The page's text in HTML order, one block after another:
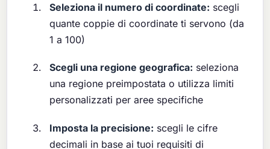
Seleziona il numero di coordinate: scegli
quante coppie di coordinate ti servono (da
1 a 100)
Scegli una regione geografica: seleziona
una regione preimpostata o utilizza limiti
personalizzati per aree specifiche
Imposta la precisione: scegli le cifre
decimali in base ai tuoi requisiti di